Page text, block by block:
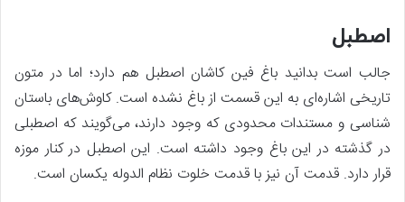
اصطبل
جالب است بدانید باغ فین کاشان اصطبل هم دارد؛ اما در متون
تاریخی اشاره‌ای به این قسمت از باغ نشده است. کاوش‌های باستان
شناسی و مستندات محدودی که وجود دارند، می‌گویند که اصطبلی
در گذشته در این باغ وجود داشته است. این اصطبل در کنار موزه
قرار دارد. قدمت آن نیز با قدمت خلوت نظام الدوله یکسان است.